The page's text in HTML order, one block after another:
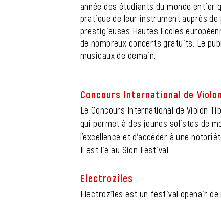
année des étudiants du monde
pratique de leur instrument auprès
prestigieuses Hautes Ecoles
de nombreux concerts gratuits. Le
musicaux de demain.
Concours International de
Le Concours International de Violon
qui permet à des jeunes solistes de
l’excellence et d’accéder à une
Il est lié au Sion Festival.
Electrozîles
Electrozîles est un festival openair